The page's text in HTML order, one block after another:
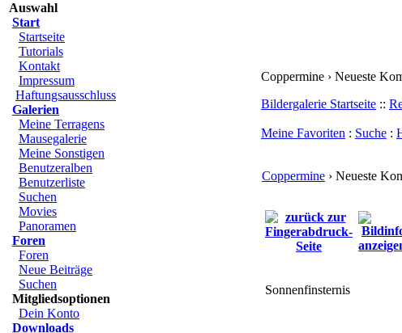
Auswahl
Start
Startseite
Tutorials
Kontakt
Impressum
Haftungsausschluss
Galerien
Meine Terragens
Mausegalerie
Meine Sonstigen
Benutzeralben
Benutzerliste
Suchen
Movies
Panoramen
Foren
Foren
Neue Beiträge
Suchen
Mitgliedsoptionen
Dein Konto
Downloads
Coppermine › Neueste
Bildergalerie Startseite ::
Meine Favoriten : Suche :
Coppermine › Neueste
Sonnenfinsternis